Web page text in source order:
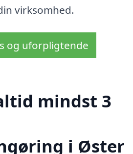
virksomhed.
og uforpligtende
mindst 3
i Øster